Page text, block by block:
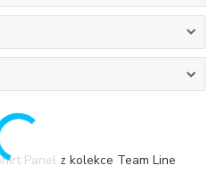
Panel z kolekce Team Line